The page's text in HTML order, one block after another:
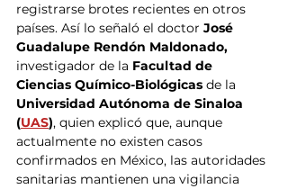
registrarse brotes recientes en otros
países. Así lo señaló el doctor José
Guadalupe Rendón Maldonado,
investigador de la Facultad de
Ciencias Químico-Biológicas de la
Universidad Autónoma de Sinaloa
(UAS), quien explicó que, aunque
actualmente no existen casos
confirmados en México, las autoridades
sanitarias mantienen una vigilancia